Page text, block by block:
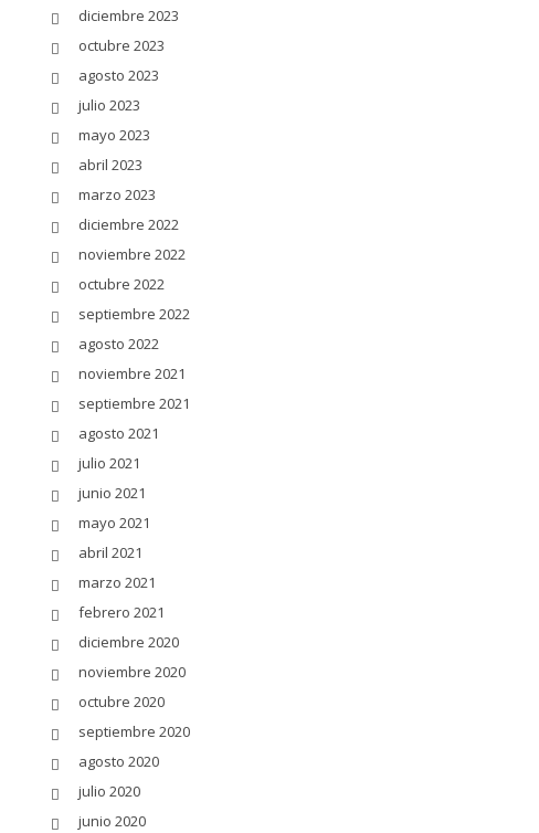
diciembre 2023
octubre 2023
agosto 2023
julio 2023
mayo 2023
abril 2023
marzo 2023
diciembre 2022
noviembre 2022
octubre 2022
septiembre 2022
agosto 2022
noviembre 2021
septiembre 2021
agosto 2021
julio 2021
junio 2021
mayo 2021
abril 2021
marzo 2021
febrero 2021
diciembre 2020
noviembre 2020
octubre 2020
septiembre 2020
agosto 2020
julio 2020
junio 2020